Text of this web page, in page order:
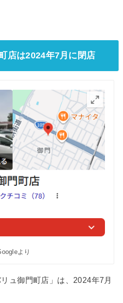
店は2024年7月に閉店
より
ュ御門町店」は、2024年7月